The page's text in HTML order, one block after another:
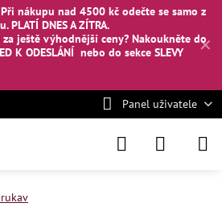
✕
Při nákupu nad 4500 kč odečte se samo z
PLATÍ DNES A ZÍTRA.
ještě výhodnější ceny? Nakoukněte do
K ODESLÁNÍ nebo do sekce SLEVY
Panel uživatele